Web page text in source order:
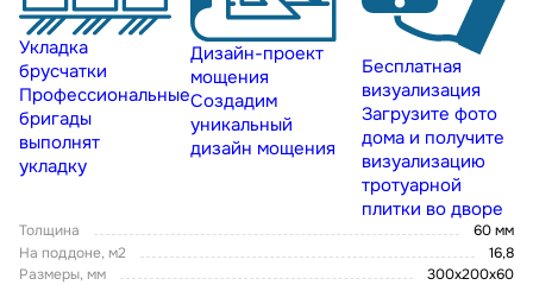
Укладка
брусчатки
Профессиональные
бригады
выполнят
укладку
Дизайн-проект
мощения
Создадим
уникальный
дизайн мощения
Бесплатная
визуализация
Загрузите фото
дома и получите
визуализацию
тротуарной
плитки во дворе
Толщина
60 мм
На поддоне, м2
16,8
Размеры, мм
300х200х60